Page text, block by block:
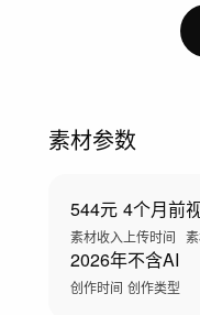
素材参数
544元
素材收入
4个月前
上传时间
2026年
创作时间
不含AI
创作类型